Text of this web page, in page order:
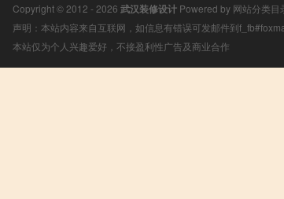
Copyright © 2012 - 2026 武汉装修设计 Powered by 网站分类目
声明：本站内容来自互联网，如信息有错误可发邮件到
本站仅为个人兴趣爱好，不接盈利性广告及商业合作